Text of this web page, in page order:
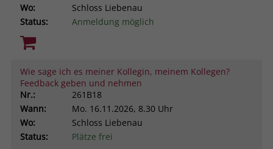
Wo:
Schloss Liebenau
Status:
Anmeldung möglich
Wie sage ich es meiner Kollegin, meinem Kollegen?
Feedback geben und nehmen
Nr.:
261B18
Wann:
Mo. 16.11.2026, 8.30 Uhr
Wo:
Schloss Liebenau
Status:
Plätze frei